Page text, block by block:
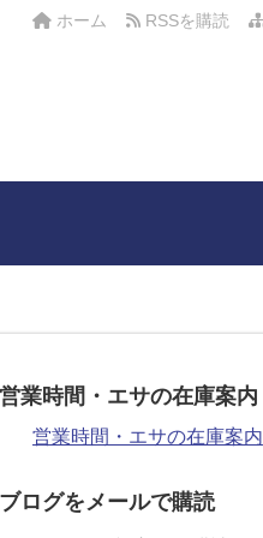
RSSを購読
ホーム
営業時間・エサの在庫案内
営業時間・エサの在庫案内
ブログをメールで購読